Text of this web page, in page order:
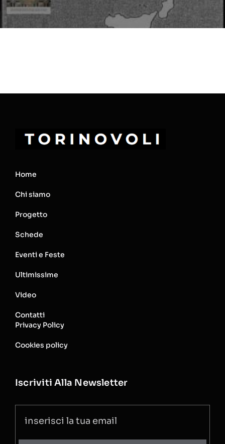
Home
Chi siamo
Progetto
Schede
Eventi e Feste
Ultimissime
Video
Contatti
Privacy Policy
Cookies policy
Iscriviti Alla Newsletter